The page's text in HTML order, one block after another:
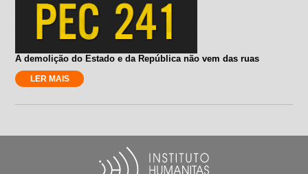
A demolição do Estado e da República não vem das ruas
LER MAIS